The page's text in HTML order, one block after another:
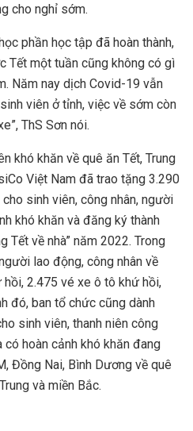
cho nghỉ sớm.
phần học tập đã hoàn thành,
Tết một tuần cũng không có gì
Năm nay dịch Covid-19 vẫn
viên ở tỉnh, việc về sớm còn
ThS Sơn nói.
khó khăn về quê ăn Tết, Trung
Việt Nam đã trao tặng 3.290
sinh viên, công nhân, người
khó khăn và đăng ký thành
Tết về nhà” năm 2022. Trong
lao động, công nhân về
2.475 vé xe ô tô khứ hồi,
đó, ban tổ chức cũng dành
sinh viên, thanh niên công
hoàn cảnh khó khăn đang
Đồng Nai, Bình Dương về quê
và miền Bắc.